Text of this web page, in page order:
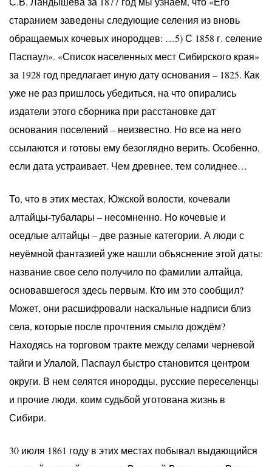
старанием заведены следующие селения из вновь
обращаемых кочевых инородцев: …5) С 1858 г. селение
Паспаул». «Список населенных мест Сибирского края»
за 1928 год предлагает иную дату основания – 1825. Как
уже не раз пришлось убедиться, на что опирались
издатели этого сборника при расстановке дат
основания поселений – неизвестно. Но все на него
ссылаются и готовы ему безоглядно верить. Особенно,
если дата устраивает. Чем древнее, тем солиднее…
То, что в этих местах, Южской волости, кочевали
алтайцы-тубалары – несомненно. Но кочевые и
оседлые алтайцы – две разные категории. А люди с
неуёмной фантазией уже нашли объяснение этой даты:
название свое село получило по фамилии алтайца,
основавшегося здесь первым. Кто им это сообщил?
Может, они расшифровали наскальные надписи близ
села, которые после прочтения смыло дождём?
Находясь на торговом тракте между селами черневой
тайги и Улалой, Паспаул быстро становится центром
округи. В нем селятся инородцы, русские переселенцы
и прочие люди, коим судьбой уготована жизнь в
Сибири.
30 июля 1861 году в этих местах побывал выдающийся